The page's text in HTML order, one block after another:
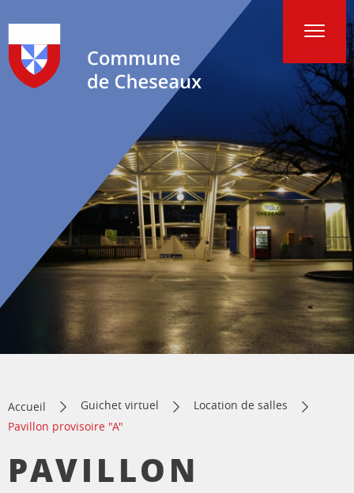
Accueil Guichet virtuel
Location de salles
Pavillon provisoire "A"
PAVILLON